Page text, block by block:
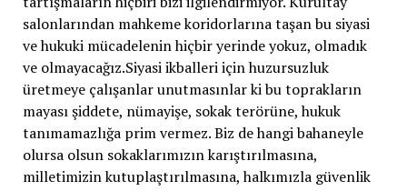
salonlarından mahkeme koridorlarına taşan bu siyasi
ve hukuki mücadelenin hiçbir yerinde yokuz, olmadık
ve olmayacağız.Siyasi ikballeri için huzursuzluk
üretmeye çalışanlar unutmasınlar ki bu toprakların
mayası şiddete, nümayişe, sokak terörüne, hukuk
tanımamazlığa prim vermez. Biz de hangi bahaneyle
olursa olsun sokaklarımızın karıştırılmasına,
milletimizin kutuplaştırılmasına, halkımızla güvenlik